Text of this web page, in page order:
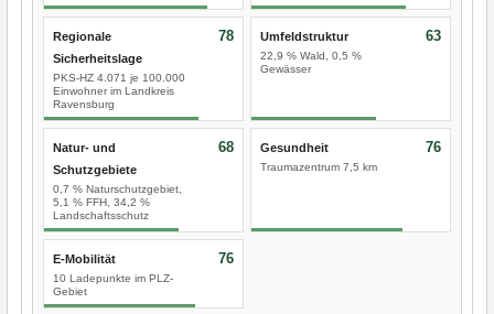
Regionale
Sicherheitslage
PKS-HZ 4.071 je 100.000
Einwohner im Landkreis
Ravensburg
78 Umfeldstruktur
22,9 % Wald, 0,5 %
Gewässer
63
Natur- und
Schutzgebiete
0,7 % Naturschutzgebiet,
5,1 % FFH, 34,2 %
Landschaftsschutz
68 Gesundheit
Traumazentrum 7,5 km
76
E-Mobilität
10 Ladepunkte im PLZ-
Gebiet
76